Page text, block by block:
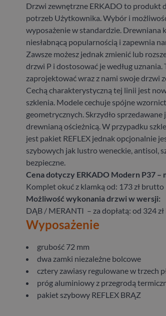
Drzwi zewnętrzne ERKADO to produkt
potrzeb Użytkownika. Wybór i
wyposażenie w standardzie. Drewniana
niesłabnącą popularnością i zapewnia
Zawsze możesz jednak zmienić lub
drzwi P i dostosować je według uznania.
zaprojektować wraz z nami swoje drzwi
Cechą charakterystyczną tej linii jest
szklenia. Modele cechuje spójne
geometrycznych. Skrzydło sprzedawane
drewnianą ościeżnicą. W przypadku
jest pakiet REFLEX jednak opcjonalnie
szybowych jak lustro weneckie, antisol,
bezpieczne.
Cena dotyczy ERKADO Modern P37 –
Komplet okuć z klamką od: 173 zł brutto
Możliwość wykonania drzwi w wersji:
DĄB / MERANTI – za dopłatą: od 324
Wyposażenie
grubość 72 mm
dwa zamki niezależne bolcowe
cztery zawiasy regulowane w trzech
próg aluminiowy z przegrodą
pakiet szybowy REFLEX BRĄZ